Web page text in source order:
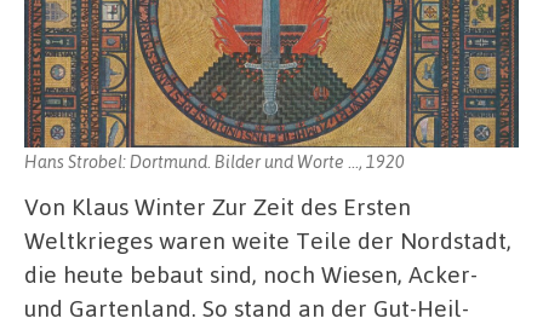
Hans Strobel: Dortmund. Bilder und Worte ..., 1920
Von Klaus Winter Zur Zeit des Ersten
Weltkrieges waren weite Teile der Nordstadt,
die heute bebaut sind, noch Wiesen, Acker-
und Gartenland. So stand an der Gut-Heil-